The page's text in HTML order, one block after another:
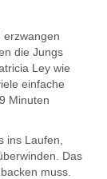
erzwangen
die Jungs
Ley wie
einfache
Minuten
ins Laufen,
Das
muss.